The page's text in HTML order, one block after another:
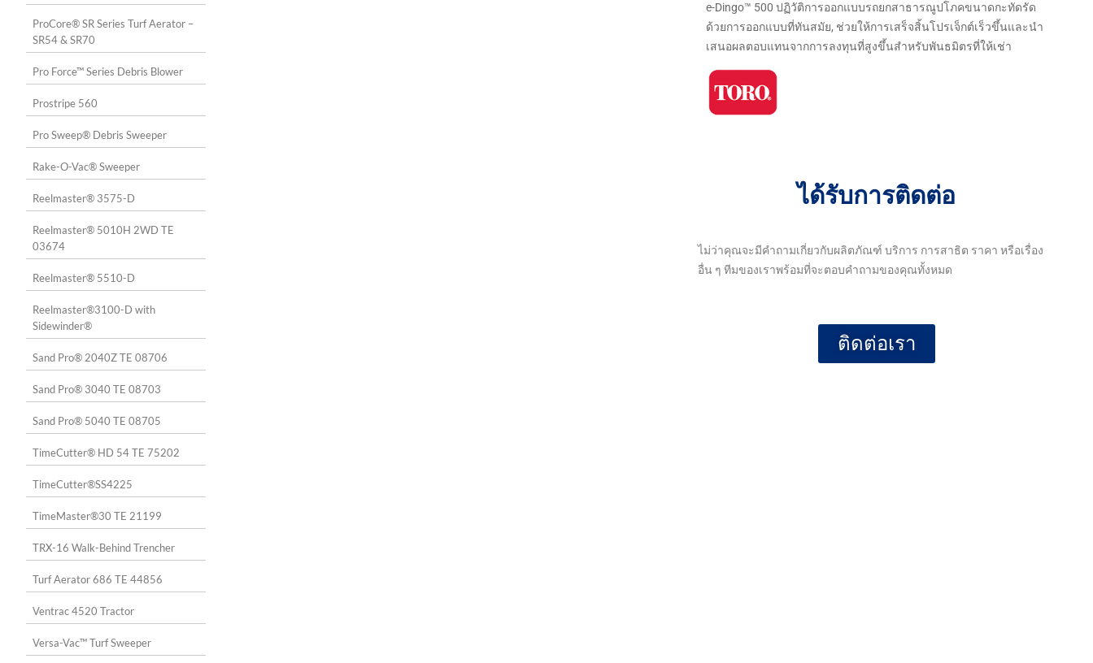
ProCore® SR Series Turf Aerator –
SR54 & SR70
Pro Force™ Series Debris Blower
Prostripe 560
Pro Sweep® Debris Sweeper
Rake-O-Vac® Sweeper
Reelmaster® 3575-D
Reelmaster® 5010H 2WD TE
03674
Reelmaster® 5510-D
Reelmaster®3100-D with
Sidewinder®
Sand Pro® 2040Z TE 08706
Sand Pro® 3040 TE 08703
Sand Pro® 5040 TE 08705
TimeCutter® HD 54 TE 75202
TimeCutter®SS4225
TimeMaster®30 TE 21199
TRX-16 Walk-Behind Trencher
Turf Aerator 686 TE 44856
Ventrac 4520 Tractor
Versa-Vac™ Turf Sweeper
e-Dingo™ 500 ปฏิวัติการออกแบบรถยกสาธารณูปโภคขนาดกะทัดรัด
ด้วยการออกแบบที่ทันสมัย, ช่วยให้การเสร็จสิ้นโปรเจ็กต์เร็วขึ้นและนำ
เสนอผลตอบแทนจากการลงทุนที่สูงขึ้นสำหรับพันธมิตรที่ให้เช่า
ได้รับการติดต่อ
ไม่ว่าคุณจะมีคำถามเกี่ยวกับผลิตภัณฑ์ บริการ การสาธิต ราคา หรือเรื่อง
อื่น ๆ ทีมของเราพร้อมที่จะตอบคำถามของคุณทั้งหมด
ติดต่อเรา